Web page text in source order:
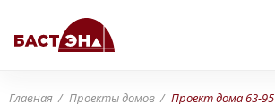
Главная Проекты домов Проект дома 63-95